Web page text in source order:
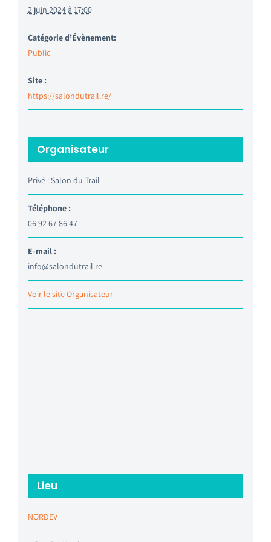
2 juin 2024 à 17:00
Catégorie d’Évènement:
Public
Site :
https://salondutrail.re/
Organisateur
Privé : Salon du Trail
Téléphone :
06 92 67 86 47
E-mail :
info@salondutrail.re
Voir le site Organisateur
Lieu
NORDEV